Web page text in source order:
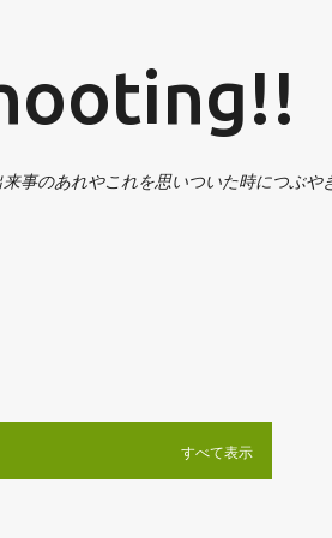
事のあれやこれを思いついた時につぶや
すべて表示